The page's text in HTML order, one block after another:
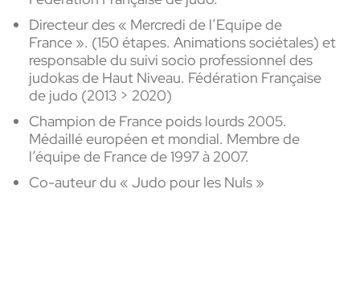
Directeur des « Mercredi de l’Equipe de
France ». (150 étapes. Animations sociétales) et
responsable du suivi socio professionnel des
judokas de Haut Niveau. Fédération Française
de judo (2013 > 2020)
Champion de France poids lourds 2005.
Médaillé européen et mondial. Membre de
l’équipe de France de 1997 à 2007.
Co-auteur du « Judo pour les Nuls »